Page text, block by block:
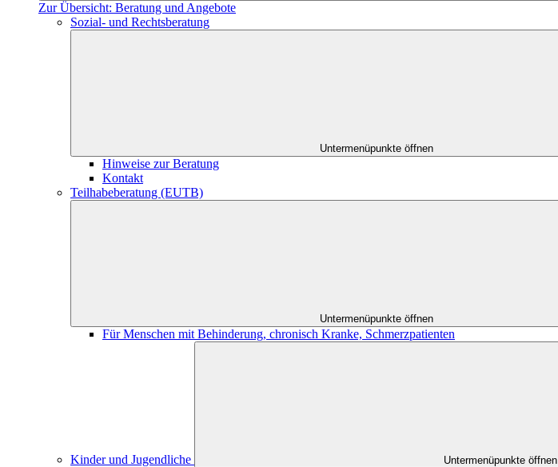
Zur Übersicht: Beratung und Angebote
Sozial- und Rechtsberatung
Untermenüpunkte öffnen
Hinweise zur Beratung
Kontakt
Teilhabeberatung (EUTB)
Untermenüpunkte öffnen
Für Menschen mit Behinderung, chronisch Kranke, Schmerzpatienten
Kinder und Jugendliche Untermenüpunkte öffnen